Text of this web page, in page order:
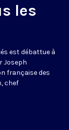
les
est débattue à
Joseph
française des
chef